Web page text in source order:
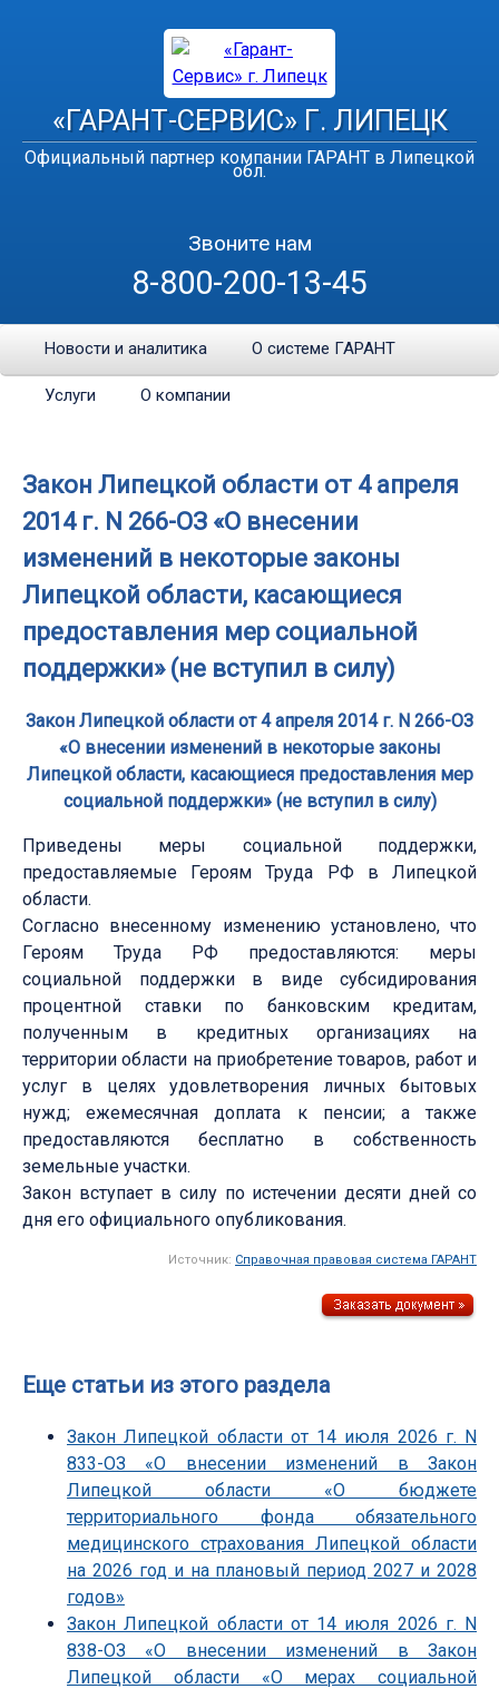
«ГАРАНТ-СЕРВИС» Г. ЛИПЕЦК
Официальный партнер компании ГАРАНТ в Липецкой
обл.
Звоните нам
8-800-200-13-45
Новости и аналитика О системе ГАРАНТ
Услуги О компании
Закон Липецкой области от 4 апреля
2014 г. N 266-ОЗ «О внесении
изменений в некоторые законы
Липецкой области, касающиеся
предоставления мер социальной
поддержки» (не вступил в силу)
Закон Липецкой области от 4 апреля 2014 г. N 266-ОЗ
«О внесении изменений в некоторые законы
Липецкой области, касающиеся предоставления мер
социальной поддержки» (не вступил в силу)
Приведены меры социальной поддержки,
предоставляемые Героям Труда РФ в Липецкой
области.
Согласно внесенному изменению установлено, что
Героям Труда РФ предоставляются: меры
социальной поддержки в виде субсидирования
процентной ставки по банковским кредитам,
полученным в кредитных организациях на
территории области на приобретение товаров, работ и
услуг в целях удовлетворения личных бытовых
нужд; ежемесячная доплата к пенсии; а также
предоставляются бесплатно в собственность
земельные участки.
Закон вступает в силу по истечении десяти дней со
дня его официального опубликования.
Источник: Справочная правовая система ГАРАНТ
Еще статьи из этого раздела
Закон Липецкой области от 14 июля 2026 г. N
833-ОЗ «О внесении изменений в Закон
Липецкой области «О бюджете
территориального фонда обязательного
медицинского страхования Липецкой области
на 2026 год и на плановый период 2027 и 2028
годов»
Закон Липецкой области от 14 июля 2026 г. N
838-ОЗ «О внесении изменений в Закон
Липецкой области «О мерах социальной